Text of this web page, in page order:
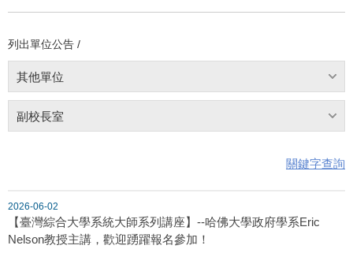
列出單位公告 /
其他單位
副校長室
關鍵字查詢
2026-06-02
【臺灣綜合大學系統大師系列講座】--哈佛大學政府學系Eric
Nelson教授主講，歡迎踴躍報名參加！